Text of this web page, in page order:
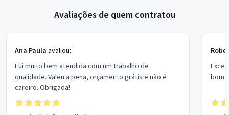
Avaliações de quem contratou
Ana Paula avaliou:
Fui muito bem atendida com um trabalho de
qualidade. Valeu a pena, orçamento grátis e não é
careiro. Obrigada!
bom